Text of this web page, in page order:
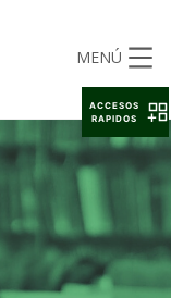
MENÚ
ACCESOS
RAPIDOS